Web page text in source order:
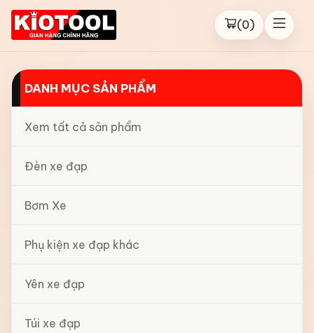
(0)
DANH MỤC SẢN PHẨM
Xem tất cả sản phẩm
Đèn xe đạp
Bơm Xe
Phụ kiện xe đạp khác
Yên xe đạp
Túi xe đạp